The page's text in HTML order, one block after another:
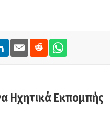
Ηχητικά Εκπομπής